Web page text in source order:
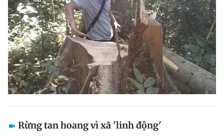
Rừng tan hoang vì xã 'linh động'